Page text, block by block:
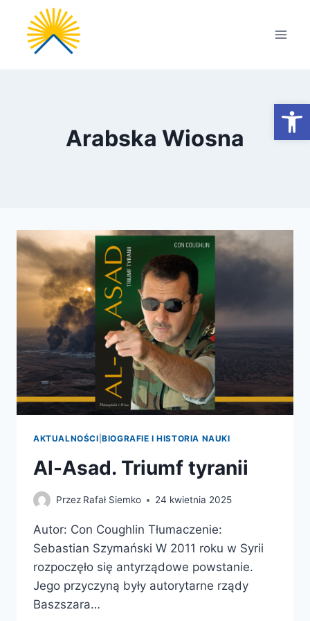
Przejdź
treści
Arabska Wiosna
AKTUALNOŚCI |BIOGRAFIE I HISTORIA NAUKI
Al-Asad. Triumf tyranii
Przez Rafał Siemko 24 kwietnia 2025
Autor: Con Coughlin Tłumaczenie:
Sebastian Szymański W 2011 roku w Syrii
rozpoczęło się antyrządowe powstanie.
Jego przyczyną były autorytarne rządy
Baszszara…